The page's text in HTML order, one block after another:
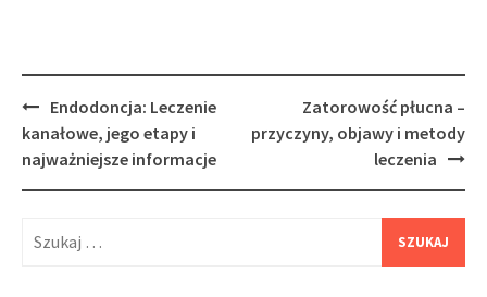
Post
navigation
Endodoncja: Leczenie
kanałowe, jego etapy i
najważniejsze informacje
Zatorowość płucna –
przyczyny, objawy i metody
leczenia